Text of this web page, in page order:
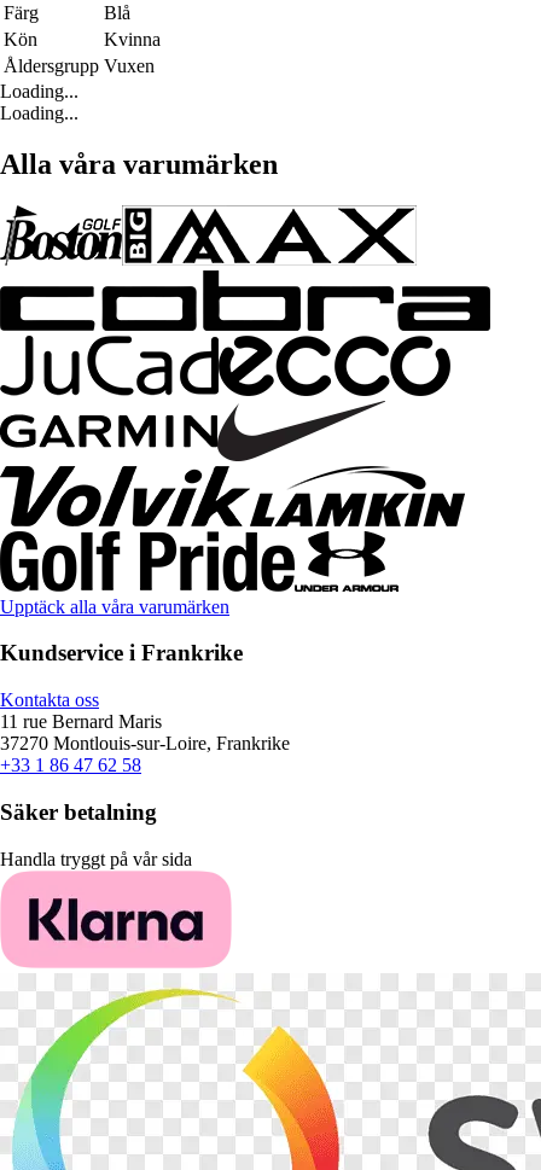
Färg
Blå
Kön
Kvinna
Åldersgrupp Vuxen
Loading...
Loading...
Alla våra varumärken
Upptäck alla våra varumärken
Kundservice i Frankrike
Kontakta oss
11 rue Bernard Maris
37270 Montlouis-sur-Loire, Frankrike
+33 1 86 47 62 58
Säker betalning
Handla tryggt på vår sida